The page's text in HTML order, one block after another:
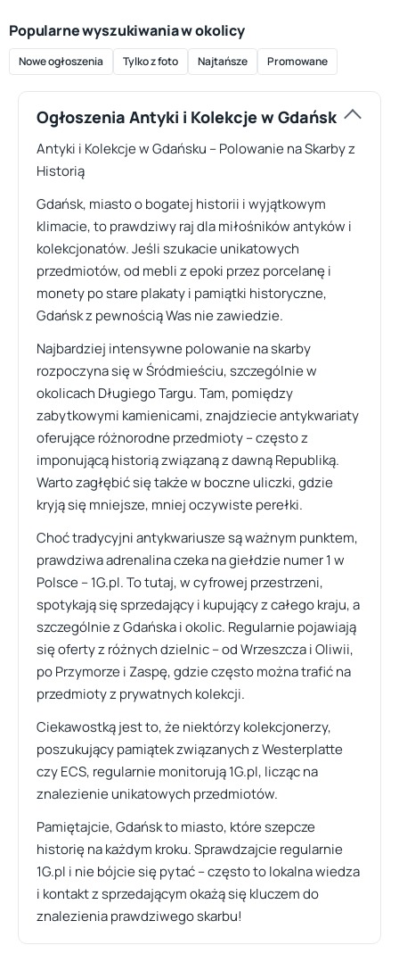
Popularne wyszukiwania w okolicy
Nowe ogłoszenia Tylko z foto Najtańsze Promowane
Ogłoszenia Antyki i Kolekcje w Gdańsk
Antyki i Kolekcje w Gdańsku – Polowanie na Skarby z
Historią
Gdańsk, miasto o bogatej historii i wyjątkowym
klimacie, to prawdziwy raj dla miłośników antyków i
kolekcjonatów. Jeśli szukacie unikatowych
przedmiotów, od mebli z epoki przez porcelanę i
monety po stare plakaty i pamiątki historyczne,
Gdańsk z pewnością Was nie zawiedzie.
Najbardziej intensywne polowanie na skarby
rozpoczyna się w Śródmieściu, szczególnie w
okolicach Długiego Targu. Tam, pomiędzy
zabytkowymi kamienicami, znajdziecie antykwariaty
oferujące różnorodne przedmioty – często z
imponującą historią związaną z dawną Republiką.
Warto zagłębić się także w boczne uliczki, gdzie
kryją się mniejsze, mniej oczywiste perełki.
Choć tradycyjni antykwariusze są ważnym punktem,
prawdziwa adrenalina czeka na giełdzie numer 1 w
Polsce – 1G.pl. To tutaj, w cyfrowej przestrzeni,
spotykają się sprzedający i kupujący z całego kraju, a
szczególnie z Gdańska i okolic. Regularnie pojawiają
się oferty z różnych dzielnic – od Wrzeszcza i Oliwii,
po Przymorze i Zaspę, gdzie często można trafić na
przedmioty z prywatnych kolekcji.
Ciekawostką jest to, że niektórzy kolekcjonerzy,
poszukujący pamiątek związanych z Westerplatte
czy ECS, regularnie monitorują 1G.pl, licząc na
znalezienie unikatowych przedmiotów.
Pamiętajcie, Gdańsk to miasto, które szepcze
historię na każdym kroku. Sprawdzajcie regularnie
1G.pl i nie bójcie się pytać – często to lokalna wiedza
i kontakt z sprzedającym okażą się kluczem do
znalezienia prawdziwego skarbu!